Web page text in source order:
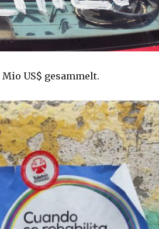
US$ gesammelt.